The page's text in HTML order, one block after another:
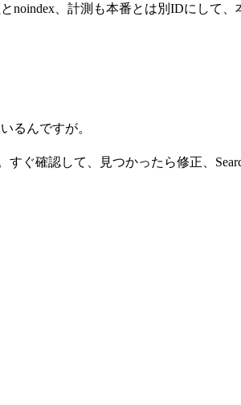
noindex、計測も本番とは別IDにして
るんですが。
すぐ確認して、見つかったら修正、